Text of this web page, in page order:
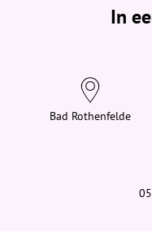
e
h
e
In
Bad Rothenfelde